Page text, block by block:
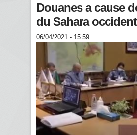
Douanes a cause
du Sahara
06/04/2021 - 15:59